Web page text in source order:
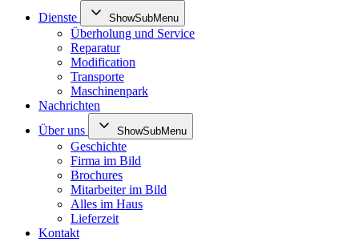
Dienste
ShowSubMenu
Überholung und Service
Reparatur
Modification
Transporte
Maschinenpark
Nachrichten
Über uns
ShowSubMenu
Geschichte
Firma im Bild
Brochures
Mitarbeiter im Bild
Alles im Haus
Lieferzeit
Kontakt